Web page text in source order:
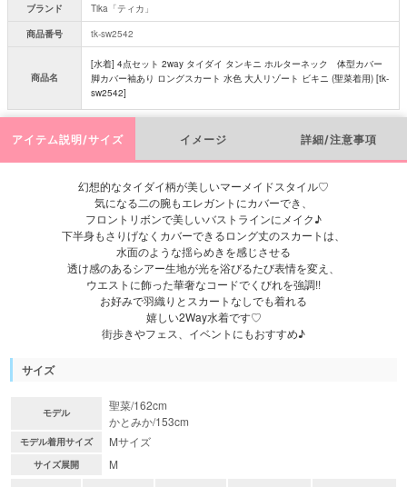
ブランド
Tika「ティカ」
商品番号
tk-sw2542
商品名
[水着] 4点セット 2way タイダイ タンキニ ホルターネック 体型カバー
脚カバー袖あり ロングスカート 水色 大人リゾート ビキニ (聖菜着用) [tk-
sw2542]
アイテム説明/サイズ イメージ 詳細/注意事項
幻想的なタイダイ柄が美しいマーメイドスタイル♡
気になる二の腕もエレガントにカバーでき、
フロントリボンで美しいバストラインにメイク♪
下半身もさりげなくカバーできるロング丈のスカートは、
水面のような揺らめきを感じさせる
透け感のあるシアー生地が光を浴びるたび表情を変え、
ウエストに飾った華奢なコードでくびれを強調!!
お好みで羽織りとスカートなしでも着れる
嬉しい2Way水着です♡
街歩きやフェス、イベントにもおすすめ♪
サイズ
モデル
聖菜/162cm
かとみか/153cm
モデル着用サイズ Mサイズ
サイズ展開 M